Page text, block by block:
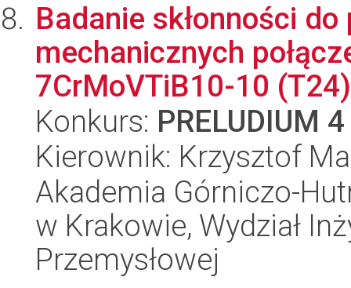
Badanie skłonności
mechanicznych
7CrMoVTiB10-10
Konkurs: PRELUDIUM 4
Kierownik: Krzysztof
Akademia Górniczo-
w Krakowie, Wydział
Przemysłowej